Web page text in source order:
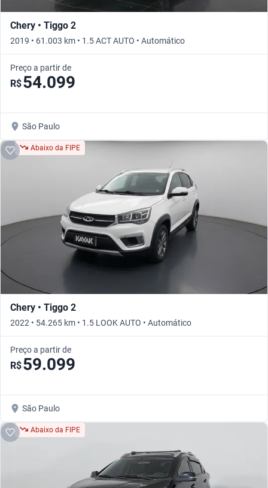
Chery • Tiggo 2
2019 • 61.003 km • 1.5 ACT AUTO • Automático
Preço a partir de
R$54.099
São Paulo
Abaixo da FIPE
Chery • Tiggo 2
2022 • 54.265 km • 1.5 LOOK AUTO • Automático
Preço a partir de
R$59.099
São Paulo
Abaixo da FIPE